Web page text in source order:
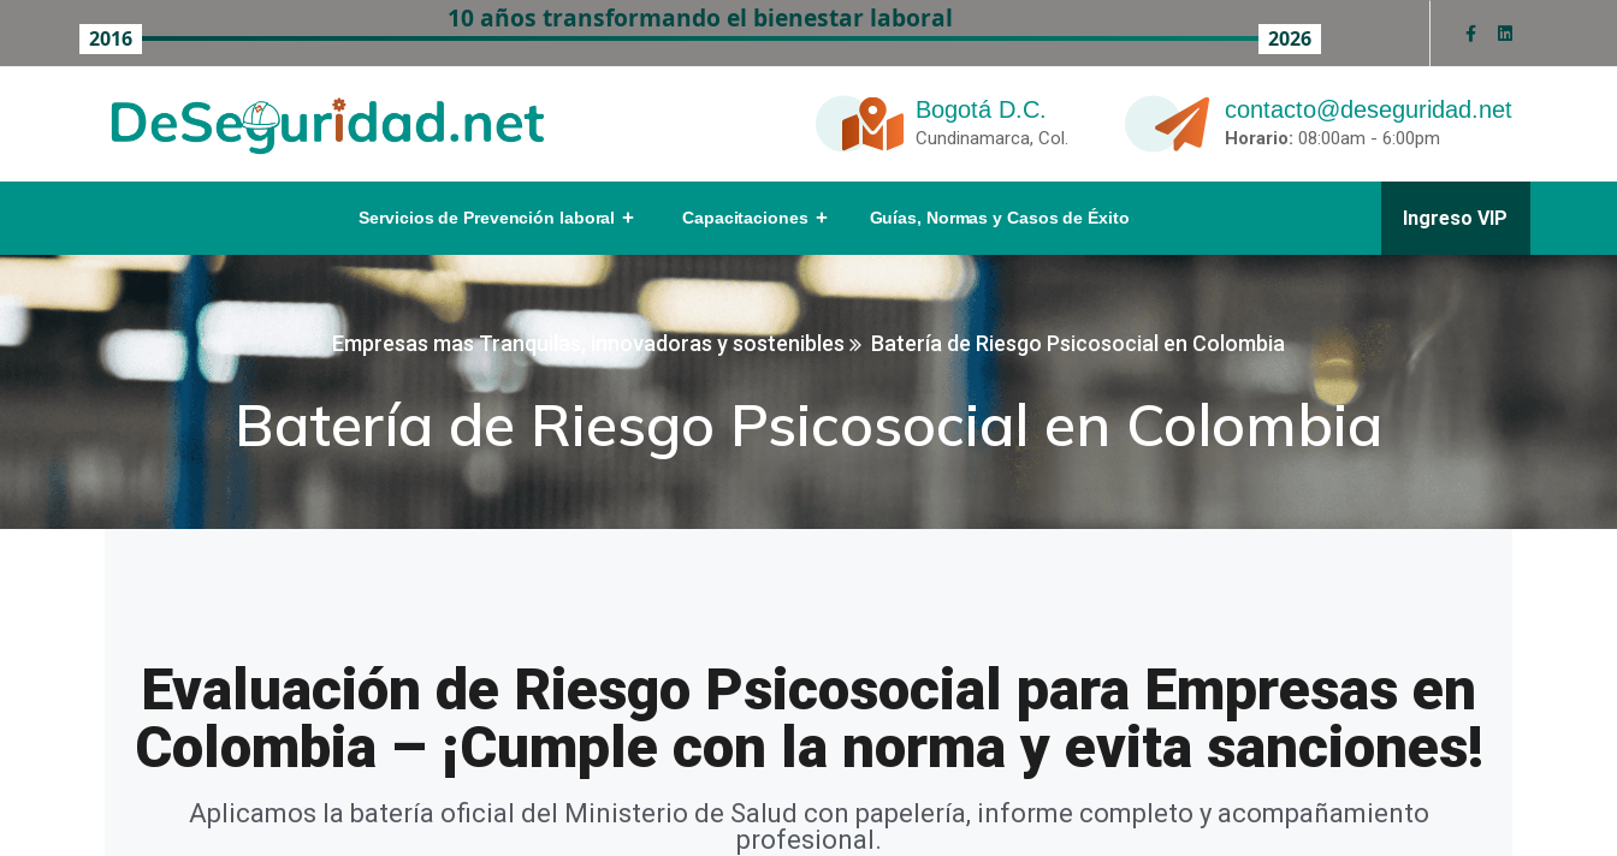
10 años transformando el bienestar laboral
2016 2026
Bogotá D.C.
Cundinamarca, Col.
contacto@deseguridad.net
Horario: 08:00am - 6:00pm
Servicios de Prevención laboral Capacitaciones Guías, Normas y Casos de Éxito Ingreso VIP
Empresas mas Tranquilas, innovadoras y sostenibles Batería de Riesgo Psicosocial en Colombia
Batería de Riesgo Psicosocial en Colombia
Evaluación de Riesgo Psicosocial para Empresas en
Colombia – ¡Cumple con la norma y evita sanciones!
Aplicamos la batería oficial del Ministerio de Salud con papelería, informe completo y acompañamiento
profesional.